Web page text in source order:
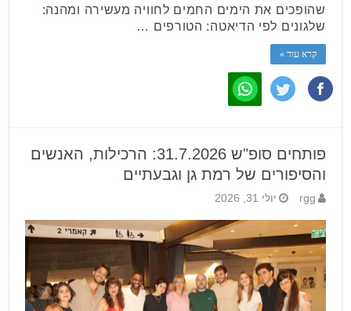
שהופכים את הימים החמים לחוויה מעשירה ומהנה:
שלגונים לפי הדיאטה: הטורפים …
קרא עוד »
פותחים סופ"ש 31.7.2026: הרכילות, האנשים
והסיפורים של רמת גן וגבעתיים
rgg יולי 31, 2026